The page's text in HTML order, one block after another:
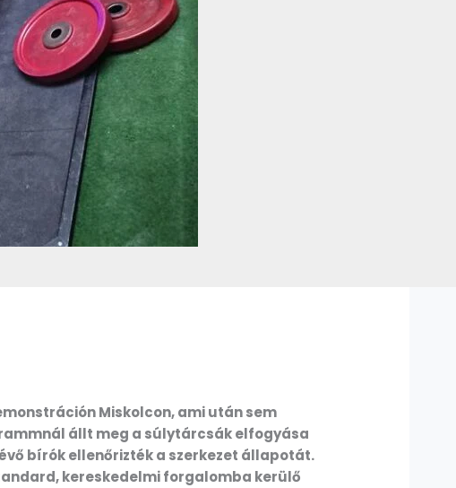
Miskolcon, ami után sem
állt meg a súlytárcsák elfogyása
bírók ellenőrizték a szerkezet állapotát.
kereskedelmi forgalomba kerülő